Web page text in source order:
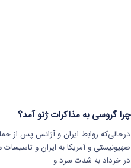
چرا گروسی به مذاکرات ژنو آمد؟
درحالی‌که روابط ایران و آژانس پس از
صهیونیستی و آمریکا به ایران و
در خرداد به شدت سرد و…